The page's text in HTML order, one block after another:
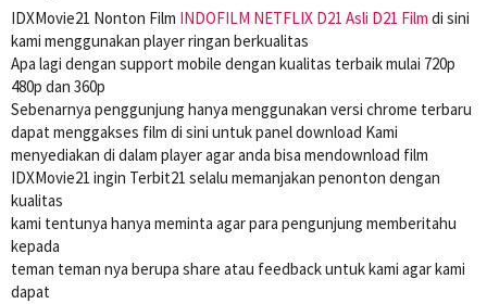
IDXMovie21 Nonton Film INDOFILM NETFLIX D21 Asli D21 Film di sini
kami menggunakan player ringan berkualitas
Apa lagi dengan support mobile dengan kualitas terbaik mulai 720p
480p dan 360p
Sebenarnya penggunjung hanya menggunakan versi chrome terbaru
dapat menggakses film di sini untuk panel download Kami
menyediakan di dalam player agar anda bisa mendownload film
IDXMovie21 ingin Terbit21 selalu memanjakan penonton dengan
kualitas
kami tentunya hanya meminta agar para pengunjung memberitahu
kepada
teman teman nya berupa share atau feedback untuk kami agar kami
dapat